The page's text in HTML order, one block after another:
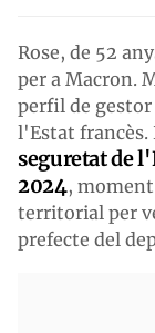
Rose, de 52
per a Macron.
perfil de
l'Estat francès.
seguretat de
2024, moment
territorial per
prefecte del